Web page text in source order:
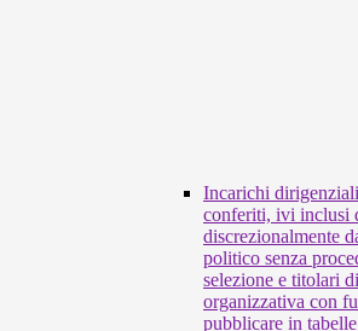
Incarichi
conferiti, ivi inclusi
discrezionalmente
politico senza
selezione e titolari
organizzativa con
pubblicare in